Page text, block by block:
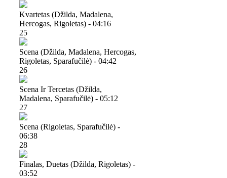
Kvartetas (džilda, Madalena,
Hercogas, Rigoletas) - 04:16
25
Scena (džilda, Madalena, Hercogas,
Rigoletas, Sparafučilė) - 04:42
26
Scena Ir Tercetas (džilda,
Madalena, Sparafučilė) - 05:12
27
Scena (rigoletas, Sparafučilė) -
06:38
28
Finalas, Duetas (džilda, Rigoletas) -
03:52